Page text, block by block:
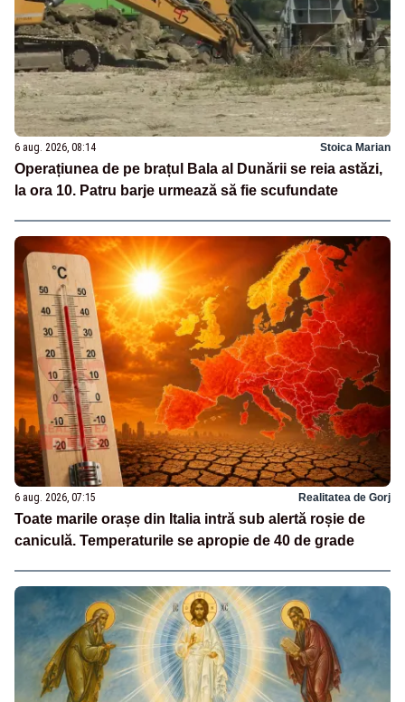
6 aug. 2026, 08:14 Stoica Marian
Operațiunea de pe brațul Bala al Dunării se reia astăzi,
la ora 10. Patru barje urmează să fie scufundate
6 aug. 2026, 07:15 Realitatea de Gorj
Toate marile orașe din Italia intră sub alertă roșie de
caniculă. Temperaturile se apropie de 40 de grade